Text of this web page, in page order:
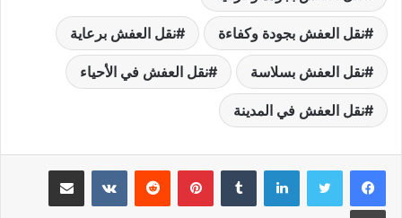
نقل العفش بجودة وكفاءة نقل العفش برعاية
نقل العفش بسلاسة نقل العفش في الأحياء
نقل العفش في المدينة
لينكدإن بينتيريست مشاركة عبر البريد
طباعة